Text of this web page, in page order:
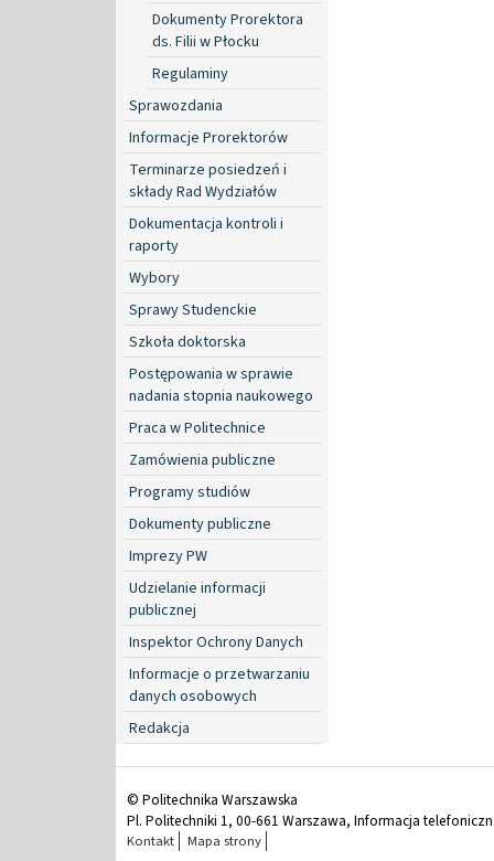
Dokumenty Prorektora
ds. Filii w Płocku
Regulaminy
Sprawozdania
Informacje Prorektorów
Terminarze posiedzeń i
składy Rad Wydziałów
Dokumentacja kontroli i
raporty
Wybory
Sprawy Studenckie
Szkoła doktorska
Postępowania w sprawie
nadania stopnia naukowego
Praca w Politechnice
Zamówienia publiczne
Programy studiów
Dokumenty publiczne
Imprezy PW
Udzielanie informacji
publicznej
Inspektor Ochrony Danych
Informacje o przetwarzaniu
danych osobowych
Redakcja
© Politechnika Warszawska
Pl. Politechniki 1, 00-661 Warszawa, Informacja
Kontakt Mapa strony